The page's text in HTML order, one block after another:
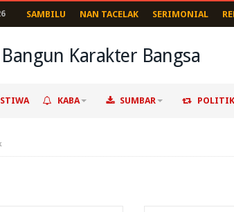
SAMBILU NAN TACELAK SERIMONIAL
KABA SUMBAR POLITIK